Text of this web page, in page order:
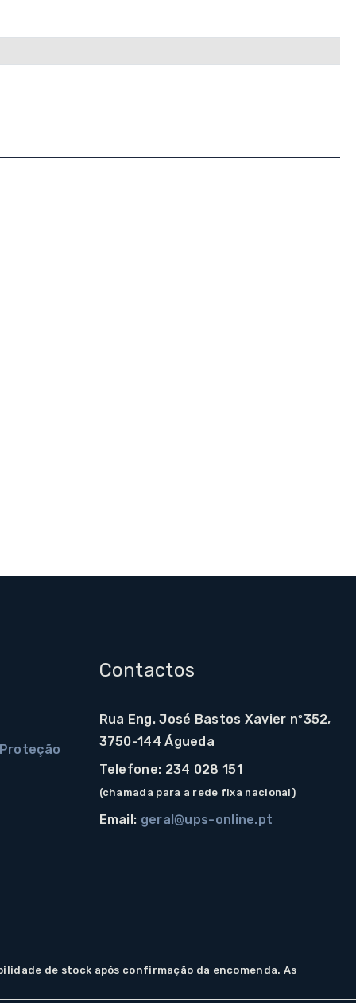
Contactos
Rua Eng. José Bastos Xavier nº352,
3750-144 Águeda
Telefone: 234 028 151
(chamada para a rede fixa nacional)
Email: geral@ups-online.pt
de stock após confirmação da encomenda. As